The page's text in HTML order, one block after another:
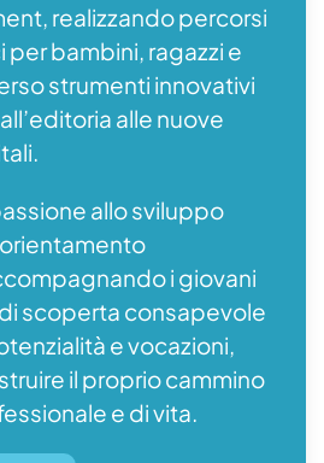
realizzando percorsi
bambini, ragazzi e
strumenti innovativi
alle nuove
allo sviluppo
i giovani
scoperta consapevole
e vocazioni,
il proprio cammino
e di vita.